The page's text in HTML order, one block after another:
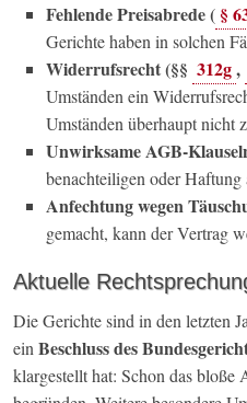
Fehlende Preisabrede ( §
Gerichte haben in solchen
Widerrufsrecht (§§ 312g,
Umständen ein
Umständen überhaupt nicht
Unwirksame AGB-
benachteiligen oder
Anfechtung wegen
gemacht, kann der Vertrag
Aktuelle
Die Gerichte sind in den letzten
ein Beschluss des
klargestellt hat: Schon das bloße